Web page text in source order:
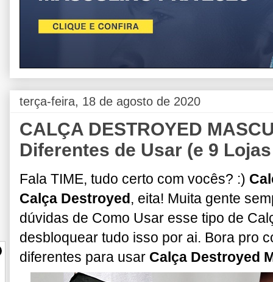
terça-feira, 18 de agosto de 2020
CALÇA DESTROYED
Diferentes de Usar (e 9
Fala TIME, tudo certo com vocês? :)
Calça Destroyed, eita! Muita gente
dúvidas de Como Usar esse tipo de
desbloquear tudo isso por ai. Bora pro
diferentes para usar Calça Destroyed